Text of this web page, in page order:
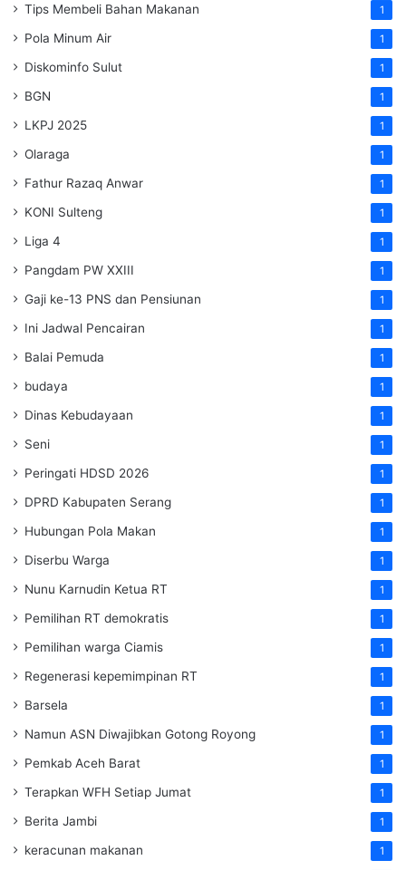
Tips Membeli Bahan Makanan 1
Pola Minum Air 1
Diskominfo Sulut 1
BGN 1
LKPJ 2025 1
Olaraga 1
Fathur Razaq Anwar 1
KONI Sulteng 1
Liga 4 1
Pangdam PW XXIII 1
Gaji ke-13 PNS dan Pensiunan 1
Ini Jadwal Pencairan 1
Balai Pemuda 1
budaya 1
Dinas Kebudayaan 1
Seni 1
Peringati HDSD 2026 1
DPRD Kabupaten Serang 1
Hubungan Pola Makan 1
Diserbu Warga 1
Nunu Karnudin Ketua RT 1
Pemilihan RT demokratis 1
Pemilihan warga Ciamis 1
Regenerasi kepemimpinan RT 1
Barsela 1
Namun ASN Diwajibkan Gotong Royong 1
Pemkab Aceh Barat 1
Terapkan WFH Setiap Jumat 1
Berita Jambi 1
keracunan makanan 1